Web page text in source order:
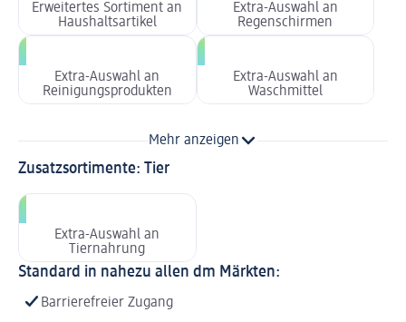
Erweitertes Sortiment an
Haushaltsartikel
Extra-Auswahl an
Regenschirmen
Extra-Auswahl an
Reinigungsprodukten
Extra-Auswahl an
Waschmittel
Mehr anzeigen
Zusatzsortimente: Tier
Extra-Auswahl an
Tiernahrung
Standard in nahezu allen dm Märkten:
Barrierefreier Zugang